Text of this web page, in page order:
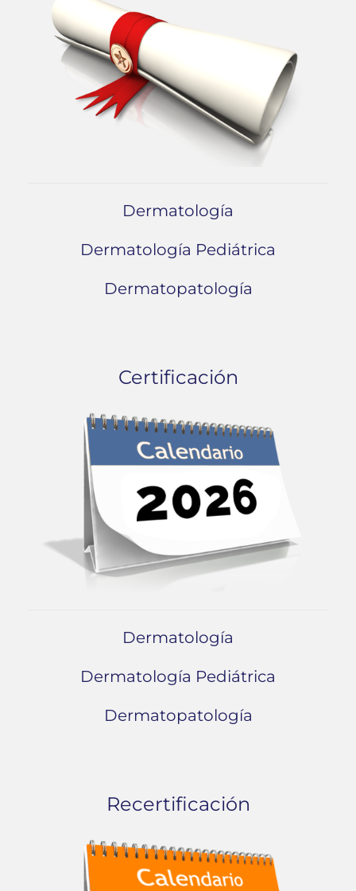
Dermatología
Dermatología Pediátrica
Dermatopatología
Certificación
Dermatología
Dermatología Pediátrica
Dermatopatología
Recertificación